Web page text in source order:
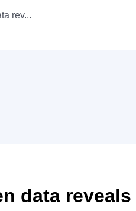
rev...
data